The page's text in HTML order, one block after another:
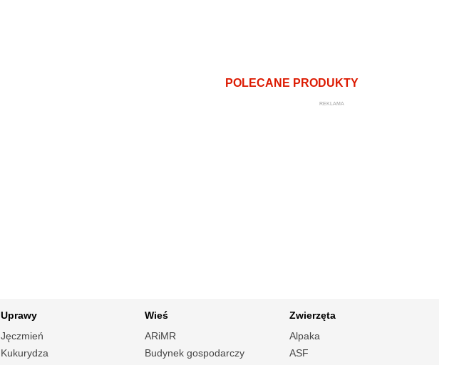
POLECANE PRODUKTY
REKLAMA
Uprawy
Jęczmień
Kukurydza
Wieś
ARiMR
Budynek gospodarczy
Zwierzęta
Alpaka
ASF